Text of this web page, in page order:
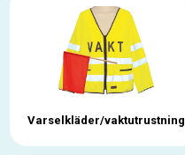
Varselkläder/vaktutrustning